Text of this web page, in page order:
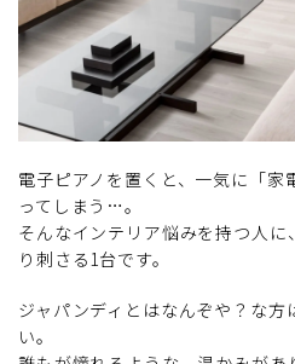
電子ピアノを置くと、一気に「家
ってしまう…。
そんなインテリア悩みを持つ人に
り刺さる1台です。
ジャパンディとはなんぞや？な方
い。